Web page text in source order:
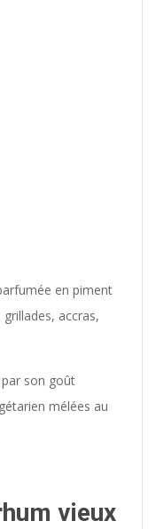
en piment
accras,
son goût
mélées au
vieux